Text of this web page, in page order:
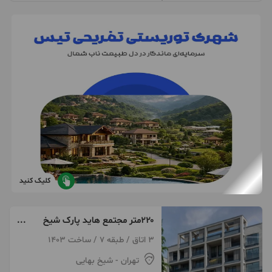
کلیک کنید
۲۲۰متر مجتمع هاید پارک شیخ
بهایی شمالی
3 اتاق / طبقه 7 / ساخت 1403
تهران - شیخ بهایی